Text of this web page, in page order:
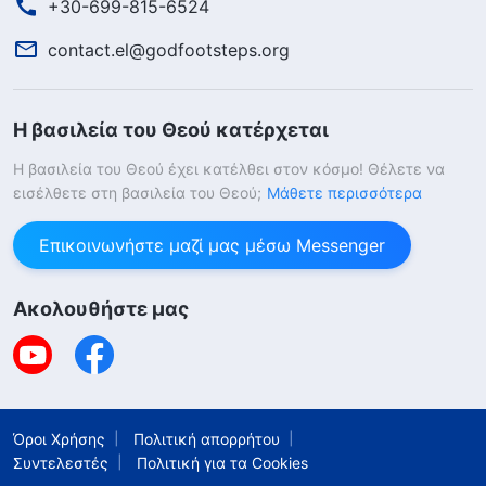
τη διάδοση του ευαγγελίου, για να μη
μιλήσουμε για μικροπρεπείς συκοφαντίες,
σύνηθες. Εάν πραγματικά θεωρείς τη
και καθήκον σου, τότε θα μπορείς να
αντιμετωπίσεις σωστά αυτά τα πράγματα,
και μάλιστα να τα χειριστείς σωστά. Δεν
εγκαταλείψεις την ευθύνη και την
υποχρέωσή σου ούτε να παρεκκλίνεις από
ευαγγέλιο και να καταθέσεις μαρτυρία για
τον Θεό. Επίσης, δεν πρόκειται ποτέ να
+30-699-815-6524
contact.el@godfootsteps.org
Η βασιλεία του Θεού κατέρχεται
Η βασιλεία του Θεού έχει κατέλθει στον κόσμο! Θέλετε να
εισέλθετε στη βασιλεία του Θεού; Μάθετε περισσότερα
Επικοινωνήστε μαζί μας μέσω Messenger
Ακολουθήστε μας
Όροι Χρήσης
Πολιτική απορρήτου
Συντελεστές
Πολιτική για τα Cookies